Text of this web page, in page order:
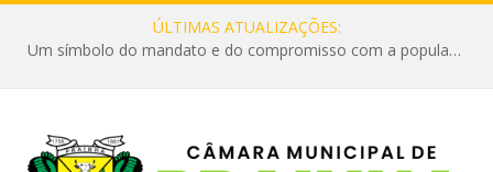
ÚLTIMAS ATUALIZAÇÕES:
Um símbolo do mandato e do compromisso com a população